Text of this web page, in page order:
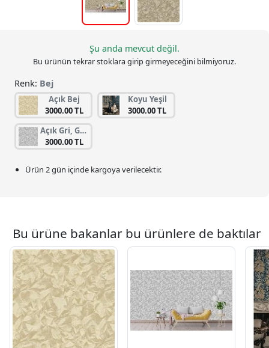
Şu anda mevcut değil.
Bu ürünün tekrar stoklara girip girmeyeceğini bilmiyoruz.
Renk: Bej
Açık Bej
3000.00 TL
Koyu Yeşil
3000.00 TL
Açık Gri, Gümüş
3000.00 TL
Ürün 2 gün içinde kargoya verilecektir.
Bu ürüne bakanlar bu ürünlere de baktılar